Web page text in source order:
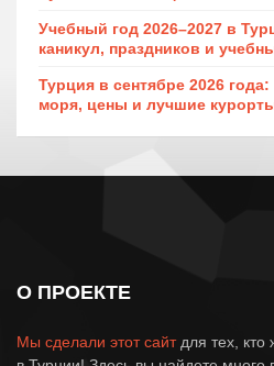
Учебный год 2026–2027 в
каникул, праздников и
Турция в сентябре 2026
моря, цены и лучшие
О ПРОЕКТЕ
Мы сделали этот сайтдля тех, кто